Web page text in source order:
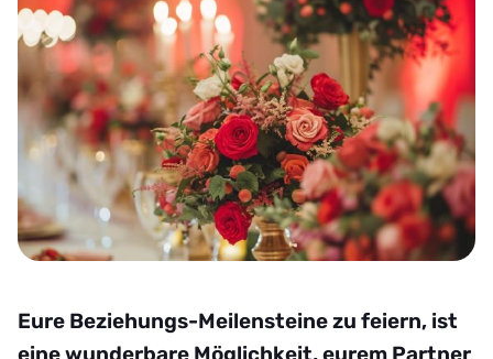
Eure Beziehungs-Meilensteine zu feiern, ist